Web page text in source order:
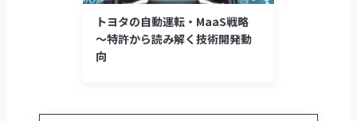
トヨタの自動運転・MaaS戦略
～特許から読み解く技術開発動
向